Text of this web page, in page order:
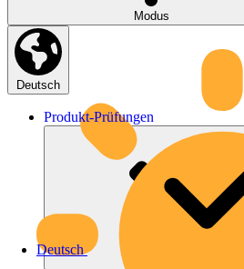
Modus
Deutsch
Deutsch
Produkt-Prüfungen